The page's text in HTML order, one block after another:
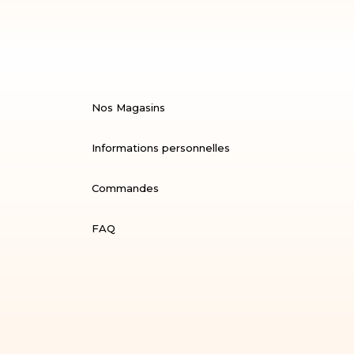
Nos Magasins
Informations personnelles
Commandes
FAQ